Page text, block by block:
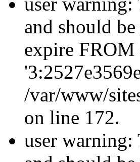
and should
expire
/var/www/
on line 172.
user warning: